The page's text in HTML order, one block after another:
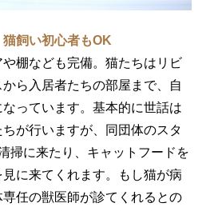
飼い初心者もOK
棚なども完備。猫たちはリビ
ら入居者たちの部屋まで、自
っています。基本的に世話は
が行いますが、同団体のスタ
掃に来たり、キャットフードを
に来てくれます。もし猫が病
任の獣医師が診てくれるとの